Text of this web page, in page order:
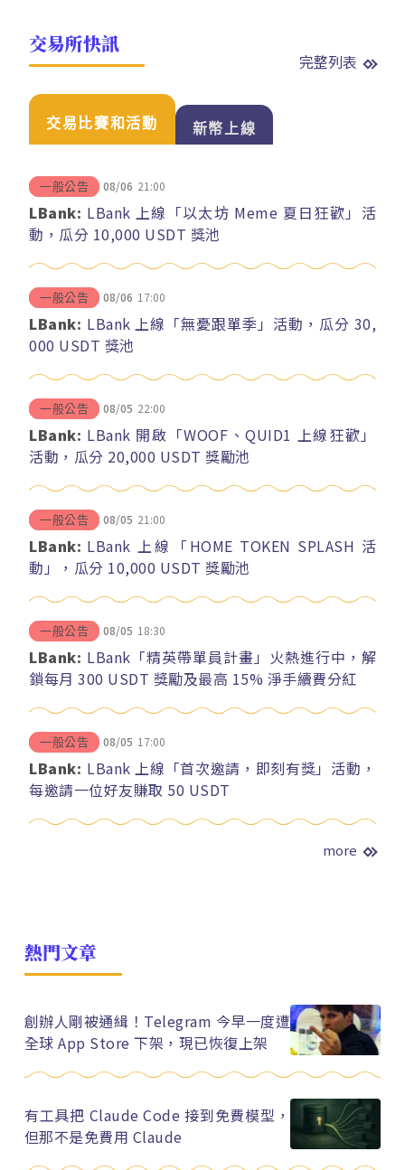
交易所快訊
完整列表
交易比賽和活動 新幣上線
一般公告 08/06 21:00
LBank: LBank 上線「以太坊 Meme 夏日狂歡」活
動，瓜分 10,000 USDT 獎池
一般公告 08/06 17:00
LBank: LBank 上線「無憂跟單季」活動，瓜分 30,
000 USDT 獎池
一般公告 08/05 22:00
LBank: LBank 開啟「WOOF、QUID1 上線狂歡」
活動，瓜分 20,000 USDT 獎勵池
一般公告 08/05 21:00
LBank: LBank 上線「HOME TOKEN SPLASH 活
動」，瓜分 10,000 USDT 獎勵池
一般公告 08/05 18:30
LBank: LBank「精英帶單員計畫」火熱進行中，解
鎖每月 300 USDT 獎勵及最高 15% 淨手續費分紅
一般公告 08/05 17:00
LBank: LBank 上線「首次邀請，即刻有獎」活動，
每邀請一位好友賺取 50 USDT
more
熱門文章
創辦人剛被通緝！Telegram 今早一度遭
全球 App Store 下架，現已恢復上架
有工具把 Claude Code 接到免費模型，
但那不是免費用 Claude